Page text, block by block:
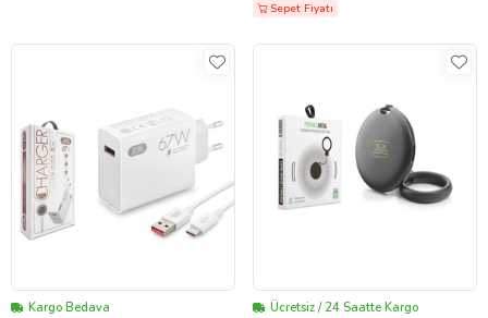
Sepet Fiyatı
Kargo Bedava Ücretsiz / 24 Saatte Kargo